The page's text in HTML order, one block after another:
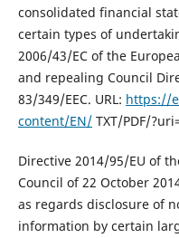
consolidated financial
certain types of
2006/43/EC of the
and repealing Council
83/349/EEC. URL: https://
content/EN/TXT/PDF/
Directive 2014/95/EU of
Council of 22 October
as regards disclosure of
information by certain